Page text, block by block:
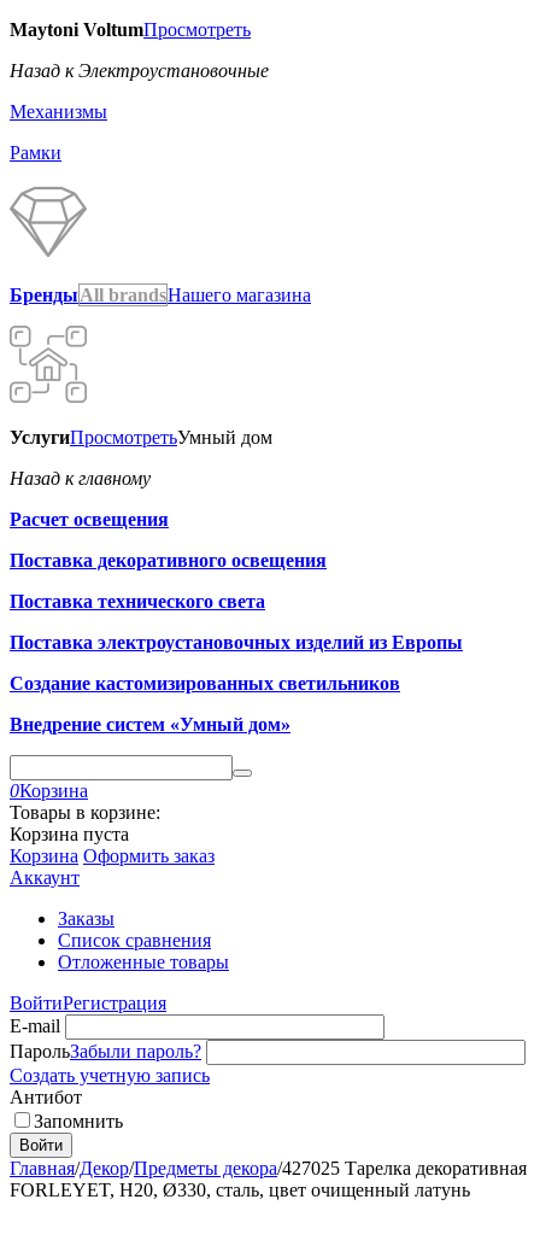
Maytoni VoltumПросмотреть
Назад к Электроустановочные
Механизмы
Рамки
БрендыAll brandsНашего магазина
УслугиПросмотретьУмный дом
Назад к главному
Расчет освещения
Поставка декоративного освещения
Поставка технического света
Поставка электроустановочных изделий из Европы
Создание кастомизированных светильников
Внедрение систем «Умный дом»
0Корзина
Товары в корзине:
Корзина пуста
Корзина Оформить заказ
Аккаунт
Заказы
Список сравнения
Отложенные товары
ВойтиРегистрация
E-mail
ПарольЗабыли пароль?
Создать учетную запись
Антибот
Запомнить
Войти
Главная/Декор/Предметы декора/427025 Тарелка декоративная
FORLEYET, H20, Ø330, сталь, цвет очищенный латунь